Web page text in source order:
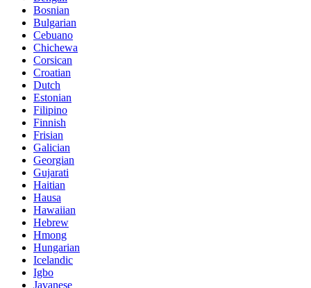
Bosnian
Bulgarian
Cebuano
Chichewa
Corsican
Croatian
Dutch
Estonian
Filipino
Finnish
Frisian
Galician
Georgian
Gujarati
Haitian
Hausa
Hawaiian
Hebrew
Hmong
Hungarian
Icelandic
Igbo
Javanese